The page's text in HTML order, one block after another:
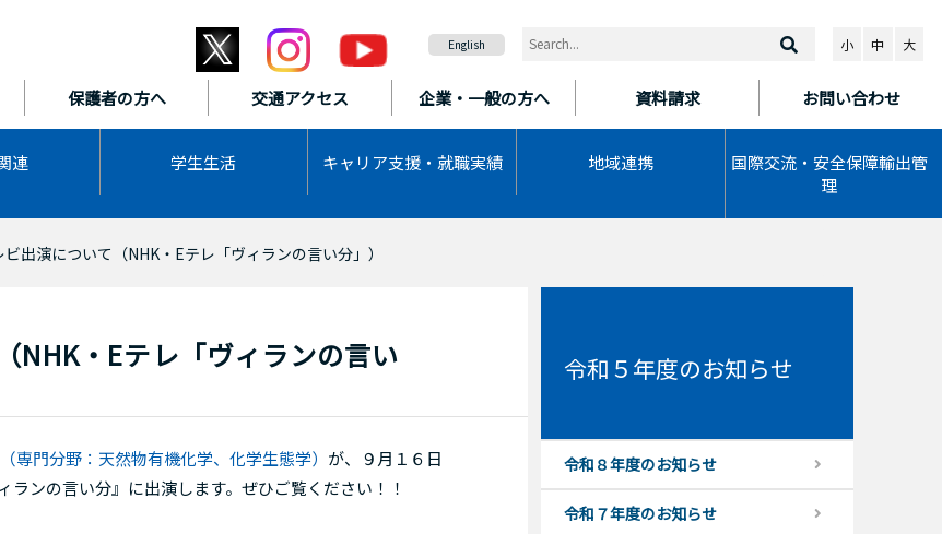
保護者の方へ 交通アクセス 企業・一般の方へ 資料請求 お問い合わせ
連 学生生活 キャリア支援・ 就職実績 地域連携
国際交流・安全保障輸出管
理
English 小 中 大
出演について（NHK・Eテレ「ヴィランの言い分」）
NHK・Eテレ「ヴィランの言い
専門分野：天然物有機化学、化学生態学） が、９月１６日
ンの言い分』に出演します。ぜひご覧ください！！
令和５年度のお知らせ
令和８年度のお知らせ
令和７年度のお知らせ